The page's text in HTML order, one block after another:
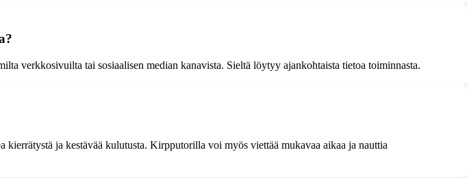
verkkosivuilta tai sosiaalisen median kanavista. Sieltä löytyy ajankohtaista tietoa toiminnasta.
ja kestävää kulutusta. Kirpputorilla voi myös viettää mukavaa aikaa ja nauttia